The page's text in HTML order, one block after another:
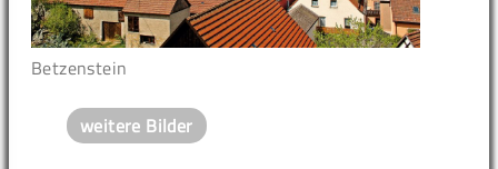
Betzenstein
weitere Bilder